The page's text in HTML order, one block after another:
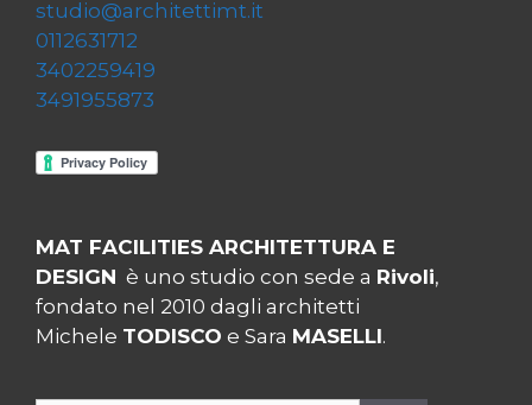
studio@architettimt.it
0112631712
3402259419
3491955873
MAT FACILITIES ARCHITETTURA E
DESIGN è uno studio con sede a Rivoli,
fondato nel 2010 dagli architetti
Michele TODISCO e Sara MASELLI.